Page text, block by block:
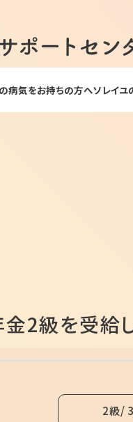
病気をお持ちの方へソレイユ
2級を受給
2級